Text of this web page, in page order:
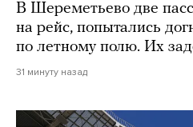
В Шереметьево две
на рейс, попытались
по летному полю. Их
31 минуту назад